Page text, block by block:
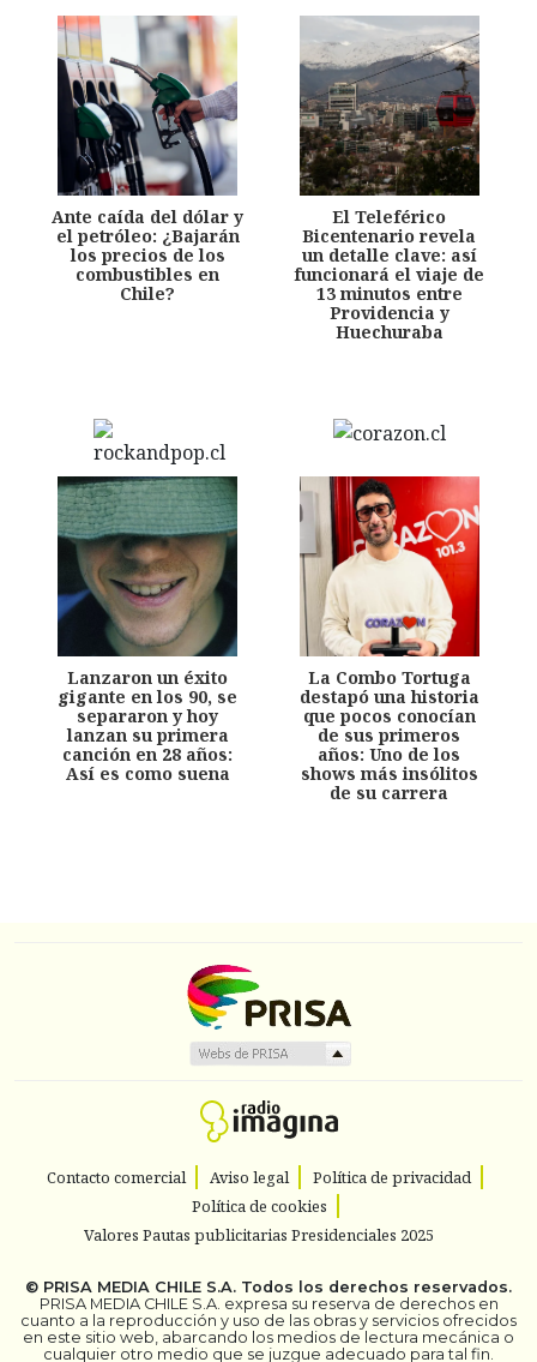
Ante caída del dólar y
el petróleo: ¿Bajarán
los precios de los
combustibles en
Chile?
El Teleférico
Bicentenario revela
un detalle clave: así
funcionará el viaje de
13 minutos entre
Providencia y
Huechuraba
Lanzaron un éxito
gigante en los 90, se
separaron y hoy
lanzan su primera
canción en 28 años:
Así es como suena
La Combo Tortuga
destapó una historia
que pocos conocían
de sus primeros
años: Uno de los
shows más insólitos
de su carrera
Contacto comercial Aviso legal
Política de privacidad
Política de cookies
Valores Pautas publicitarias Presidenciales 2025
© PRISA MEDIA CHILE S.A. Todos los derechos reservados.
PRISA MEDIA CHILE S.A. expresa su reserva de derechos en
cuanto a la reproducción y uso de las obras y servicios ofrecidos
en este sitio web, abarcando los medios de lectura mecánica o
cualquier otro medio que se juzgue adecuado para tal fin.